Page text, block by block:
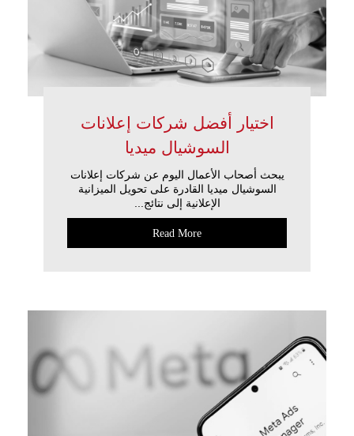
اختيار أفضل شركات إعلانات
السوشيال ميديا
يبحث أصحاب الأعمال اليوم عن شركات إعلانات
السوشيال ميديا القادرة على تحويل الميزانية
الإعلانية إلى نتائج...
Read More